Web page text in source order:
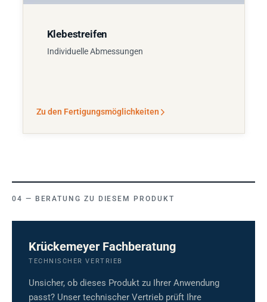
Klebestreifen
Individuelle Abmessungen
Zu den Fertigungsmöglichkeiten
BERATUNG ZU DIESEM PRODUKT
Krückemeyer Fachberatung
TECHNISCHER VERTRIEB
Unsicher, ob dieses Produkt zu Ihrer Anwendung
passt? Unser technischer Vertrieb prüft Ihre